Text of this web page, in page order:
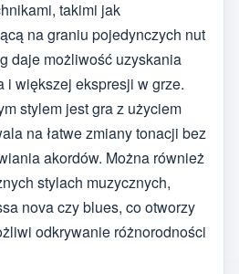
takimi jak
na graniu pojedynczych nut
daje możliwość uzyskania
i większej ekspresji w grze.
stylem jest gra z użyciem
na łatwe zmiany tonacji bez
akordów. Można również
stylach muzycznych,
nova czy blues, co otworzy
odkrywanie różnorodności